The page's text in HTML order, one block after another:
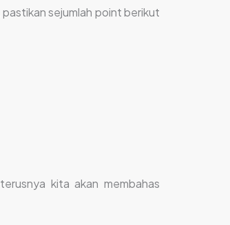
sejumlah point berikut
kita akan membahas